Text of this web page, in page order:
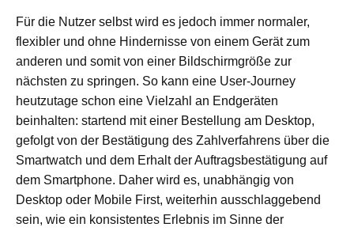
Für die Nutzer selbst wird es jedoch immer normaler,
flexibler und ohne Hindernisse von einem Gerät zum
anderen und somit von einer Bildschirmgröße zur
nächsten zu springen. So kann eine User-Journey
heutzutage schon eine Vielzahl an Endgeräten
beinhalten: startend mit einer Bestellung am Desktop,
gefolgt von der Bestätigung des Zahlverfahrens über die
Smartwatch und dem Erhalt der Auftragsbestätigung auf
dem Smartphone. Daher wird es, unabhängig von
Desktop oder Mobile First, weiterhin ausschlaggebend
sein, wie ein konsistentes Erlebnis im Sinne der